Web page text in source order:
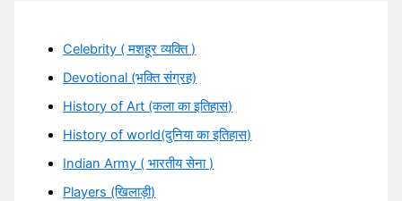
Celebrity ( मशहूर व्यक्ति )
Devotional (भक्ति संग्रह)
History of Art (कला का इतिहास)
History of world(दुनिया का इतिहास)
Indian Army ( भारतीय सेना )
Players (खिलाड़ी)